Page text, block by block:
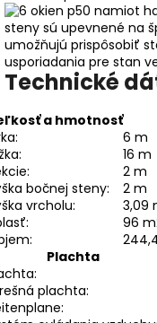
steny sú upevnené na
umožňujú prispôsobiť
usporiadania pre stan
Technické
a hmotnosť
6 m
16 m
2 m
bočnej steny:
2 m
vrcholu:
3,09
96
Plachta
plachta: